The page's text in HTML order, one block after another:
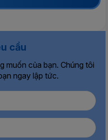
cầu
muốn của bạn. Chúng tôi
ngay lập tức.